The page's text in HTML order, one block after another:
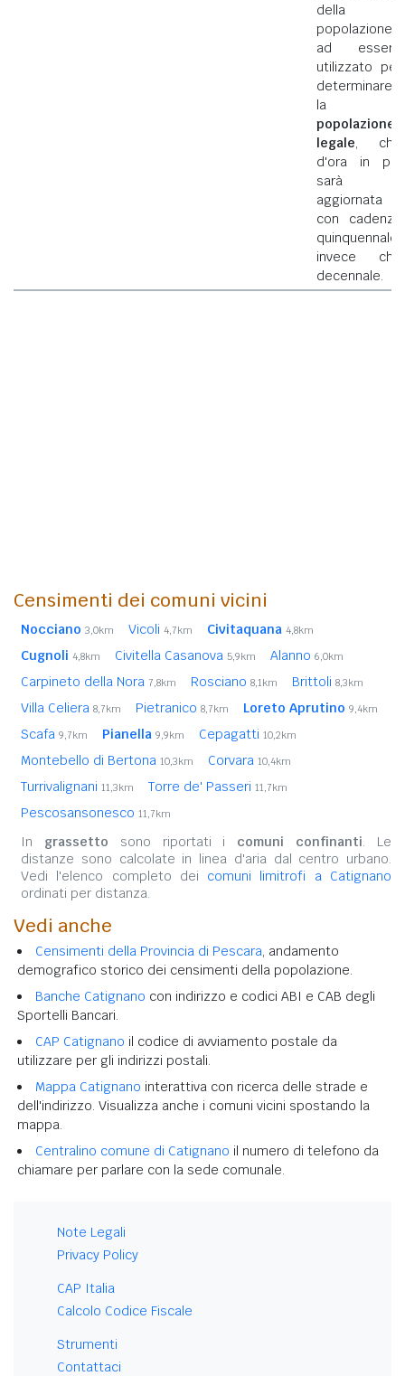
della
popolazione
ad essere
utilizzato per
determinare
la
popolazione
legale, che
d'ora in poi
sarà
aggiornata
con cadenza
quinquennale
invece che
decennale.
Censimenti dei comuni vicini
Nocciano 3,0km Vicoli 4,7km Civitaquana 4,8km
Cugnoli 4,8km Civitella Casanova 5,9km Alanno 6,0km
Carpineto della Nora 7,8km Rosciano 8,1km Brittoli 8,3km
Villa Celiera 8,7km Pietranico 8,7km Loreto Aprutino 9,4km
Scafa 9,7km Pianella 9,9km Cepagatti 10,2km
Montebello di Bertona 10,3km Corvara 10,4km
Turrivalignani 11,3km Torre de' Passeri 11,7km
Pescosansonesco 11,7km
In grassetto sono riportati i comuni confinanti. Le
distanze sono calcolate in linea d'aria dal centro urbano.
Vedi l'elenco completo dei comuni limitrofi a Catignano
ordinati per distanza.
Vedi anche
Censimenti della Provincia di Pescara, andamento
demografico storico dei censimenti della popolazione.
Banche Catignano con indirizzo e codici ABI e CAB degli
Sportelli Bancari.
CAP Catignano il codice di avviamento postale da
utilizzare per gli indirizzi postali.
Mappa Catignano interattiva con ricerca delle strade e
dell'indirizzo. Visualizza anche i comuni vicini spostando la
mappa.
Centralino comune di Catignano il numero di telefono da
chiamare per parlare con la sede comunale.
Note Legali
Privacy Policy
CAP Italia
Calcolo Codice Fiscale
Strumenti
Contattaci